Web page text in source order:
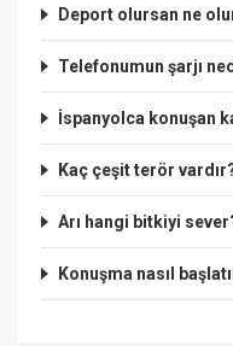
Deport olursan ne
Telefonumun şarjı
İspanyolca konuşan
Kaç çeşit terör
Arı hangi bitkiyi
Konuşma nasıl